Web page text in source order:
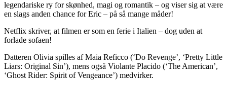
legendariske ry for skønhed, magi og romantik – og viser sig at være
en slags anden chance for Eric – på så mange måder!
Netflix skriver, at filmen er som en ferie i Italien – dog uden at
forlade sofaen!
Datteren Olivia spilles af Maia Reficco (‘Do Revenge’, ‘Pretty Little
Liars: Original Sin’), mens også Violante Placido (‘The American’,
‘Ghost Rider: Spirit of Vengeance’) medvirker.